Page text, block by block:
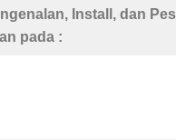
Install, dan
pada :